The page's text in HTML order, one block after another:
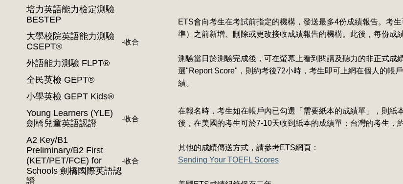
培力英語能力檢定測驗
BESTEP
大學校院英語能力測驗
CSEPT®
-收合
外語能力測驗 FLPT®
全民英檢 GEPT®
小學英檢 GEPT Kids®
Young Learners (YLE)
劍橋兒童英語認證
-收合
A2 Key/B1
Preliminary/B2 First
(KET/PET/FCE) for
Schools 劍橋國際英語認
證
-收合
ETS會向考生在考試前指定的機構，發送最多4份成績報告。考
準）之前新增、刪除或更改接收成績報告的機構。此後，每份成
測驗當日於測驗完成後，可在螢幕上看到閱讀及聽力的非正式成
選"Report Score"，則約考後72小時，考生即可上網在個人的帳
績。
在報名時，考生如在帳戶內已勾選「需要紙本的成績單」，則紙
後，在美國的考生可於7-10天收到紙本的成績單；台灣的考生，
其他的成績傳送方式，請參考ETS網頁：
Sending Your TOEFL Scores